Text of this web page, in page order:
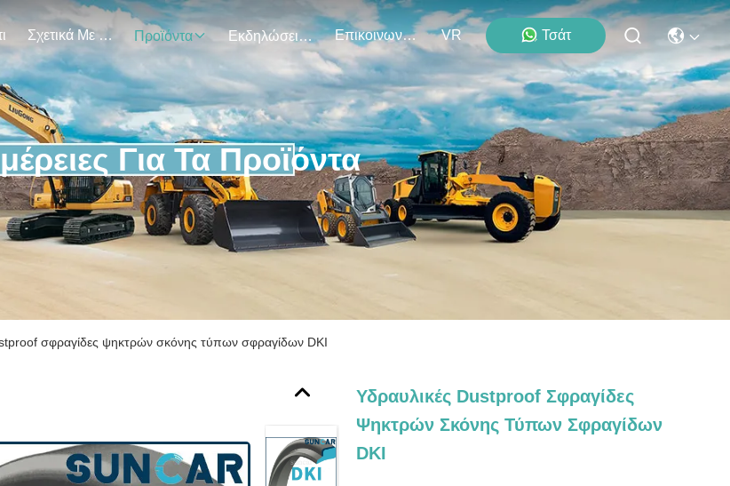
Σχετικά Με Εμάς Προϊόντα Εκδηλώσεις Επικοινωνήστε Μαζί Μας VR Τσάτ
Για Τα Προϊόντα
σφραγίδες ψηκτρών σκόνης τύπων σφραγίδων DKI
Υδραυλικές Dustproof Σφραγίδες
Ψηκτρών Σκόνης Τύπων Σφραγίδων
DKI